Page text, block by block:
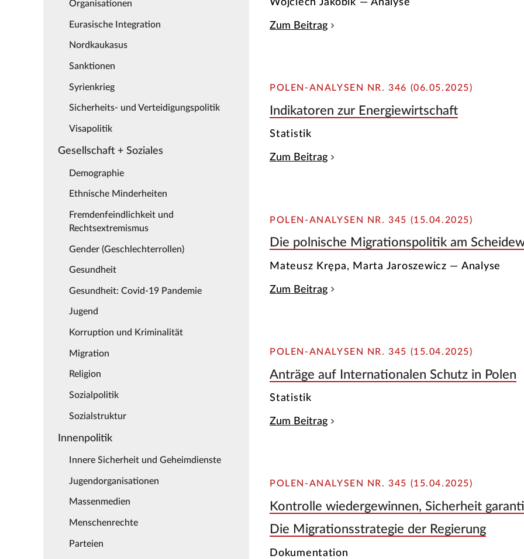
Organisationen
Eurasische Integration
Nordkaukasus
Sanktionen
Syrienkrieg
Sicherheits- und Verteidigungspolitik
Visapolitik
Gesellschaft + Soziales
Demographie
Ethnische Minderheiten
Fremdenfeindlichkeit und
Rechtsextremismus
Gender (Geschlechterrollen)
Gesundheit
Gesundheit: Covid-19 Pandemie
Jugend
Korruption und Kriminalität
Migration
Religion
Sozialpolitik
Sozialstruktur
Innenpolitik
Innere Sicherheit und Geheimdienste
Jugendorganisationen
Massenmedien
Menschenrechte
Parteien
Zum Beitrag
POLEN-ANALYSEN NR. 346 (06.05.2025)
Indikatoren zur Energiewirtschaft
Statistik
Zum Beitrag
POLEN-ANALYSEN NR. 345 (15.04.2025)
Die polnische Migrationspolitik am
Mateusz Krępa, Marta Jaroszewicz — Analyse
Zum Beitrag
POLEN-ANALYSEN NR. 345 (15.04.2025)
Anträge auf Internationalen Schutz in Polen
Statistik
Zum Beitrag
POLEN-ANALYSEN NR. 345 (15.04.2025)
Kontrolle wiedergewinnen, Sicherheit
Die Migrationsstrategie der Regierung
Dokumentation